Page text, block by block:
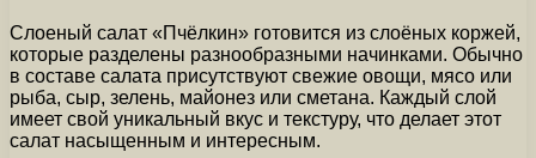
Слоеный салат «Пчёлкин» готовится из слоёных коржей,
которые разделены разнообразными начинками. Обычно
в составе салата присутствуют свежие овощи, мясо или
рыба, сыр, зелень, майонез или сметана. Каждый слой
имеет свой уникальный вкус и текстуру, что делает этот
салат насыщенным и интересным.